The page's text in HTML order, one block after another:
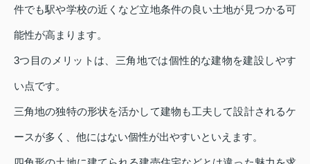
件でも駅や学校の近くなど立地条件の良い土地が見つかる可
能性が高まります。
3つ目のメリットは、三角地では個性的な建物を建設しやす
い点です。
三角地の独特の形状を活かして建物も工夫して設計されるケ
ースが多く、他にはない個性が出やすいといえます。